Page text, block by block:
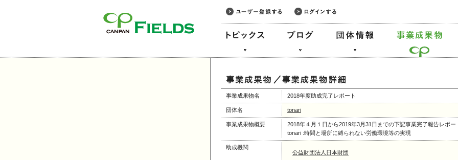
事業成果物名 2018年度助成完了レポート
団体名 tonari
事業成果物概要
2018年４月１日から2019年3月31日までの下記事業完了報告レポー
tonari :時間と場所に縛られない労働環境等の実現
助成機関
公益財団法人日本財団